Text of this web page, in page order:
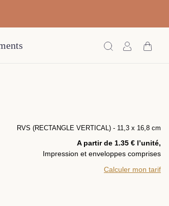
RVS (RECTANGLE VERTICAL) - 11,3 x 16,8 cm
A partir de 1.35 € l’unité,
Impression et enveloppes comprises
Calculer mon tarif